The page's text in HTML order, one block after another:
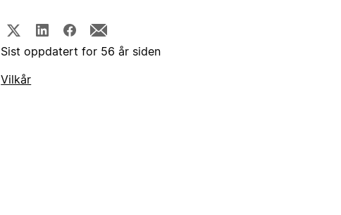
Sist oppdatert for 56 år siden
Vilkår